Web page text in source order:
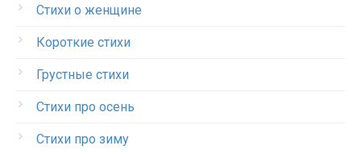
Стихи о женщине
Короткие стихи
Грустные стихи
Стихи про осень
Стихи про зиму